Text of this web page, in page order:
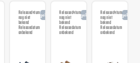
Releasedatum
nog niet
bekend
Releasedatum
onbekend
AangekondigdReleasedatum
nog niet
bekend
Releasedatum
onbekend
AangekondigdReleasedatum
nog niet
bekend
Releasedatum
onbekend